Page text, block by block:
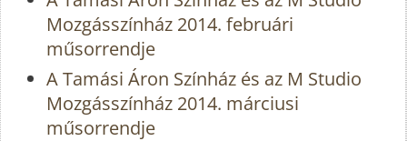
Mozgásszínház 2014. februári
műsorrendje
A Tamási Áron Színház és az M Studio
Mozgásszínház 2014. márciusi
műsorrendje